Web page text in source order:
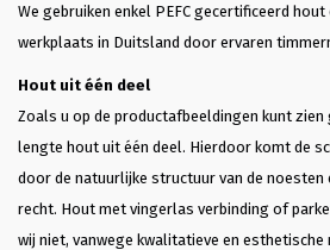
We gebruiken enkel PEFC gecertificeerd
werkplaats in Duitsland door ervaren
Hout uit één deel
Zoals u op de productafbeeldingen kunt zien
lengte hout uit één deel. Hierdoor komt de
door de natuurlijke structuur van de
recht. Hout met vingerlas verbinding of
wij niet, vanwege kwalitatieve en esthetische